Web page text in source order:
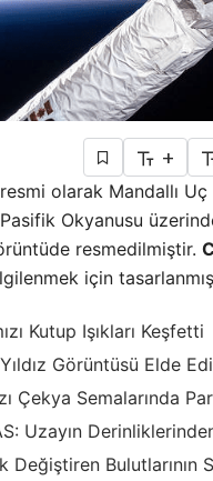
+
olarak Mandallı
Okyanusu
resmedilmiştir.
için
Kutup Işıkları Keşfetti
Görüntüsü Elde
Çekya Semalarında
Uzayın
Değiştiren Bulutlarının